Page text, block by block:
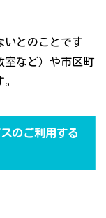
いとのことです
室など）や市区町
のご利用する